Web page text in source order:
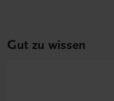
Gut zu wissen